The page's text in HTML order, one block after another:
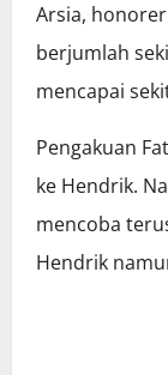
Arsia,
berjumlah
mencapai
Pengakuan
ke Hendrik.
mencoba
Hendrik